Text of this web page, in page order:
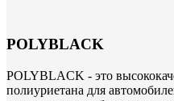
POLYBLACK
POLYBLACK - это
полиуриетана для